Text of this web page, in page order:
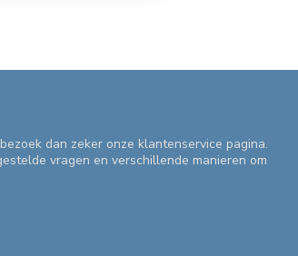
dan zeker onze klantenservice pagina.
vragen en verschillende manieren om